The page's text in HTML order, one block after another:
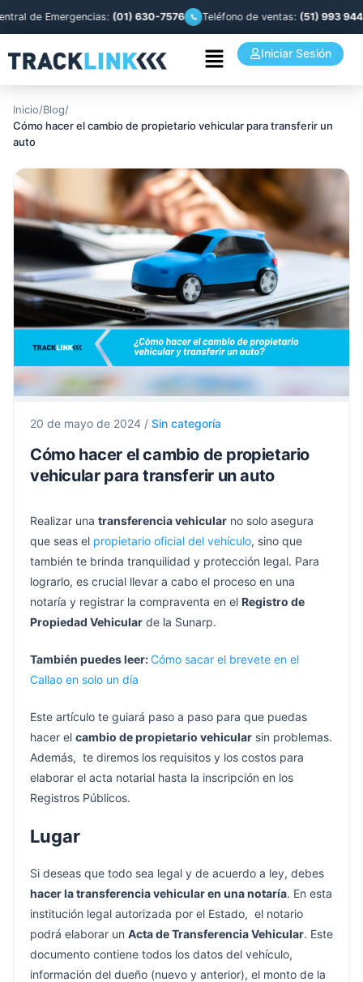
de Emergencias:(01) 630-7576 Teléfono de ventas:(51) 993 944 841
Iniciar Sesión
Inicio/Blog/
Cómo hacer el cambio de propietario vehicular para transferir un
auto
20 de mayo de 2024 / Sin categoría
Cómo hacer el cambio de propietario
vehicular para transferir un auto
Realizar una transferencia vehicular no solo asegura
que seas el propietario oficial del vehículo, sino que
también te brinda tranquilidad y protección legal. Para
lograrlo, es crucial llevar a cabo el proceso en una
notaría y registrar la compraventa en el Registro de
Propiedad Vehicular de la Sunarp.
También puedes leer:Cómo sacar el brevete en el
Callao en solo un día
Este artículo te guiará paso a paso para que puedas
hacer el cambio de propietario vehicular sin problemas.
Además, te diremos los requisitos y los costos para
elaborar el acta notarial hasta la inscripción en los
Registros Públicos.
Lugar
Si deseas que todo sea legal y de acuerdo a ley, debes
hacer la transferencia vehicular en una notaría. En esta
institución legal autorizada por el Estado, el notario
podrá elaborar un Acta de Transferencia Vehicular. Este
documento contiene todos los datos del vehículo,
información del dueño (nuevo y anterior), el monto de la